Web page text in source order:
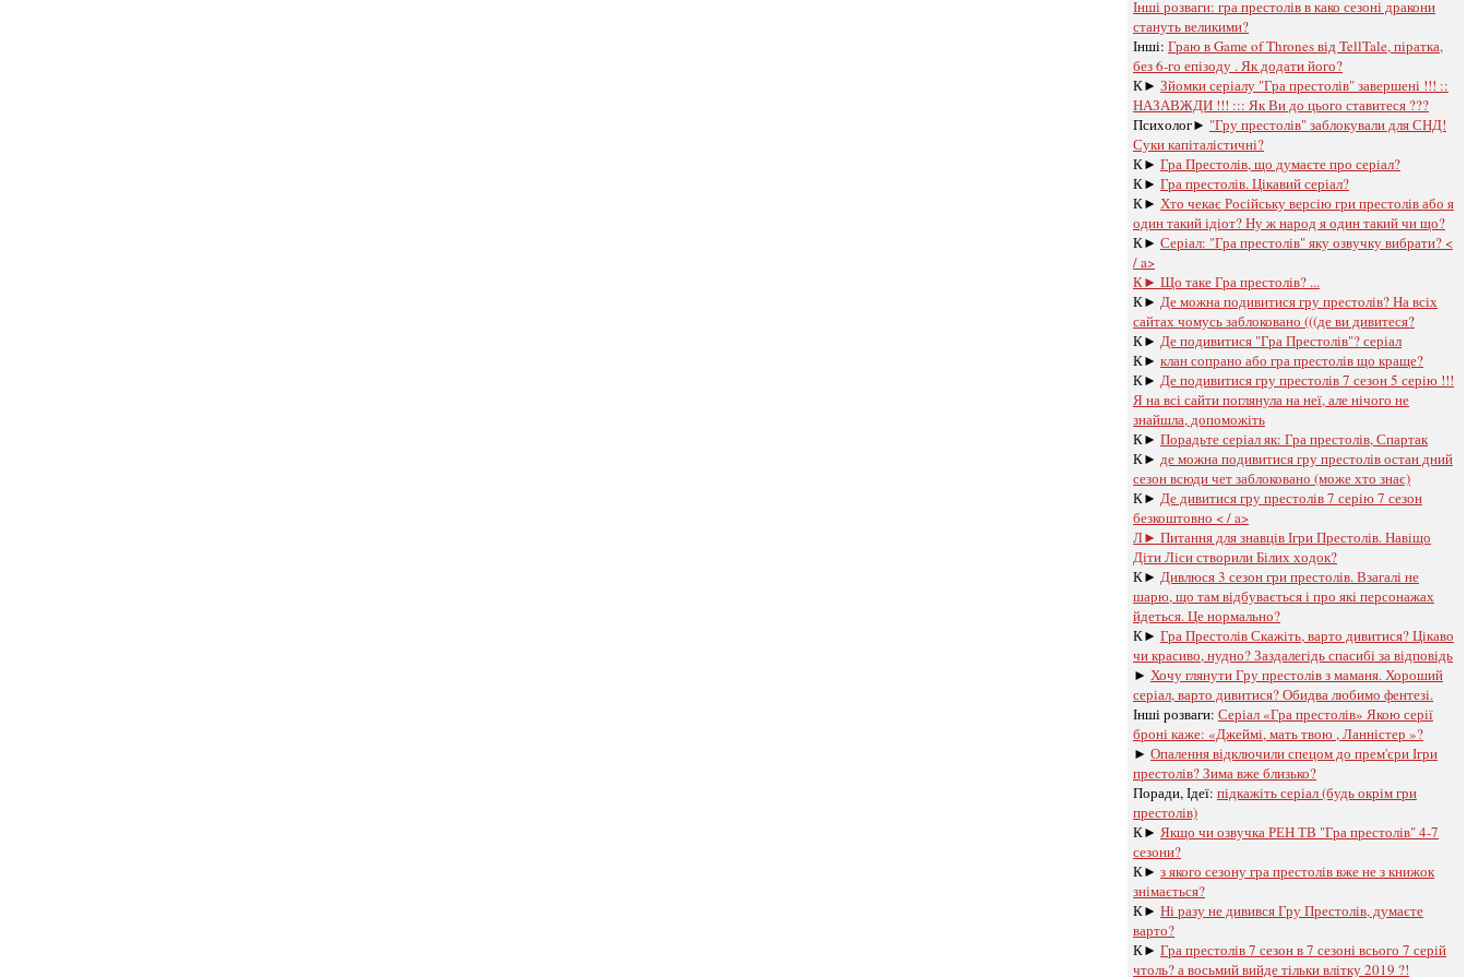
Інші розваги: ​​гра престолів в како сезоні дракони
стануть великими?
Інші:Граю в Game of Thrones від TellTale, піратка,
без 6-го епізоду . Як додати його?
К►Зйомки серіалу "Гра престолів" завершені !!! ::
НАЗАВЖДИ !!! ::: Як Ви до цього ставитеся ???
Психолог► "Гру престолів" заблокували для СНД!
Суки капіталістичні?
К►Гра Престолів, що думаєте про серіал?
К►Гра престолів. Цікавий серіал?
К►Хто чекає Російську версію гри престолів або я
один такий ідіот? Ну ж народ я один такий чи що?
К►Серіал: "Гра престолів" яку озвучку вибрати? <
/ a>
К►Що таке Гра престолів? ...
К►Де можна подивитися гру престолів? На всіх
сайтах чомусь заблоковано (((де ви дивитеся?
К►Де подивитися "Гра Престолів"? серіал
К►клан сопрано або гра престолів що краще?
К►Де подивитися гру престолів 7 сезон 5 серію !!!
Я на всі сайти поглянула на неї, але нічого не
знайшла, допоможіть
К►Порадьте серіал як: Гра престолів, Спартак
К►де можна подивитися гру престолів остан дний
сезон всюди чет заблоковано (може хто знає)
К►Де дивитися гру престолів 7 серію 7 сезон
безкоштовно < / a>
Л►Питання для знавців Ігри Престолів. Навіщо
Діти Ліси створили Білих ходок?
К►Дивлюся 3 сезон гри престолів. Взагалі не
шарю, що там відбувається і про які персонажах
йдеться. Це нормально?
К►Гра Престолів Скажіть, варто дивитися? Цікаво
чи красиво, нудно? Заздалегідь спасибі за відповідь
►Хочу глянути Гру престолів з маманя. Хороший
серіал, варто дивитися? Обидва любимо фентезі.
Інші розваги: ​​Серіал «Гра престолів» Якою серії
броні каже: «Джеймі, мать твою , Ланністер »?
►Опалення відключили спецом до прем'єри Ігри
престолів? Зима вже близько?
Поради, Ідеї:підкажіть серіал (будь окрім гри
престолів)
К►Якщо чи озвучка РЕН ТВ "Гра престолів" 4-7
сезони?
К►з якого сезону гра престолів вже не з книжок
знімається?
К►Ні разу не дивився Гру Престолів, думаєте
варто?
К►Гра престолів 7 сезон в 7 сезоні всього 7 серій
чтоль? а восьмий вийде тільки влітку 2019 ?!